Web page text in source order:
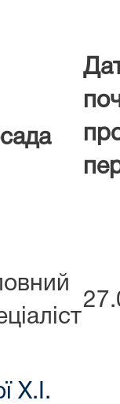
Х.І.